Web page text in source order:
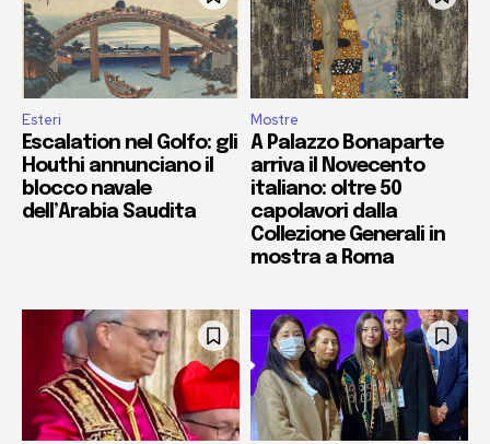
Esteri
Escalation nel Golfo: gli
Houthi annunciano il
blocco navale
dell’Arabia Saudita
Mostre
A Palazzo Bonaparte
arriva il Novecento
italiano: oltre 50
capolavori dalla
Collezione Generali in
mostra a Roma